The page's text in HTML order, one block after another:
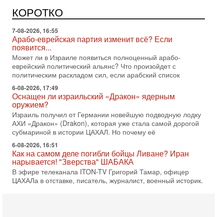
КОРОТКО
поворот: еврейский кандидат — на реальном месте в
списке одной из арабских партий. Причем речь идет
7-08-2026, 16:55
Арабо-еврейская партия изменит всё? Если
появится...
Может ли в Израиле появиться полноценный арабо-
еврейский политический альянс? Что произойдет с
политическим раскладом сил, если арабский список
6-08-2026, 17:49
Оснащен ли израильский «Дракон» ядерным
оружием?
Израиль получил от Германии новейшую подводную лодку
АХИ «Дракон» (Drakon), которая уже стала самой дорогой
субмариной в истории ЦАХАЛ. Но почему её
6-08-2026, 16:51
Как на самом деле погибли бойцы Ливане? Иран
нарывается! "Зверства" ШАБАКА
В эфире телеканала ITON-TV Григорий Тамар, офицер
ЦАХАЛа в отставке, писатель, журналист, военный историк.